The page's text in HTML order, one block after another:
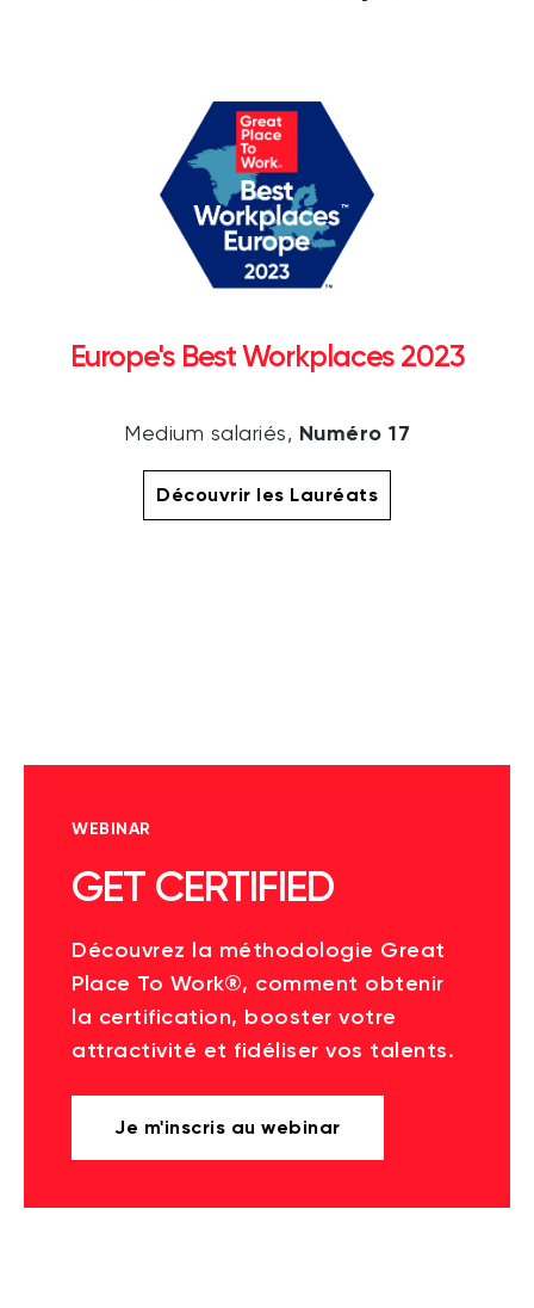
Europe's Best Workplaces 2023
Medium salariés, Numéro 17
Découvrir les Lauréats
WEBINAR
GET CERTIFIED
Découvrez la méthodologie Great
Place To Work®, comment obtenir
la certification, booster votre
attractivité et fidéliser vos talents.
Je m'inscris au webinar